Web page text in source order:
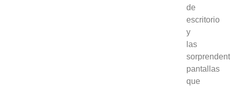
de
escritorio
y
las
pantallas
que